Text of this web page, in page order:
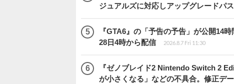
ジュアルズに対応しアップグレードパ
『GTA6』の「予告の予告」が公開14
28日4時から配信
2026.8.7 Fri 11:30
『ゼノブレイド2 Nintendo Switch 2
が小さくなる」などの不具合。修正デ